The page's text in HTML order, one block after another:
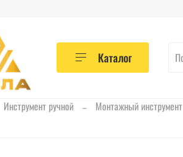
Каталог
Инструмент ручной Монтажный инструмент